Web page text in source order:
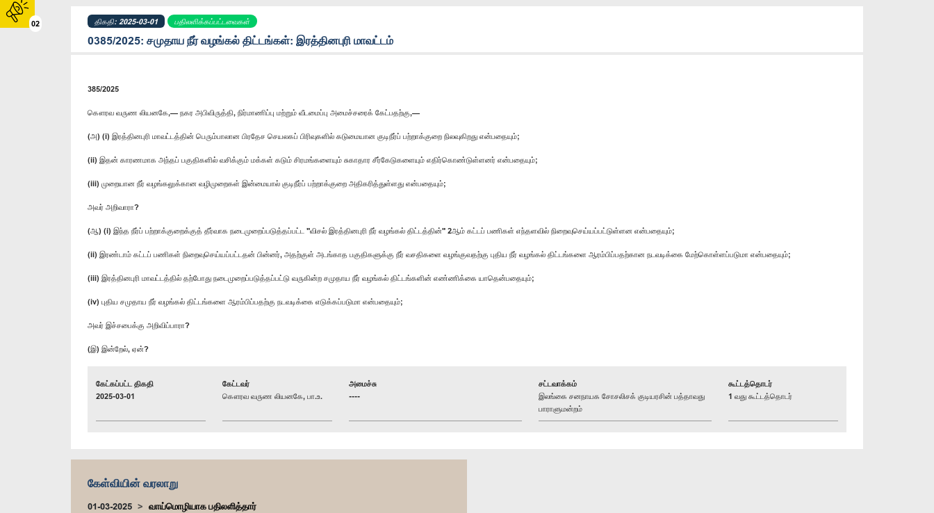
02 திகதி: 2025-03-01 பதிலளிக்கப்பட்டவைகள்
0385/2025: சமுதாய நீர் வழங்கல் திட்டங்கள்: இரத்தினபுரி மாவட்டம்
385/2025
கௌரவ வருண லியனகே,— நகர அபிவிருத்தி, நிர்மாணிப்பு மற்றும் வீடமைப்பு அமைச்சரைக் கேட்பதற்கு,—
(அ) (i) இரத்தினபுரி மாவட்டத்தின் பெரும்பாலான பிரதேச செயலகப் பிரிவுகளில் கடுமையான குடிநீர்ப் பற்றாக்குறை நிலவுகிறது என்பதையும்;
(ii) இதன் காரணமாக அந்தப் பகுதிகளில் வசிக்கும் மக்கள் கடும் சிரமங்களையும் சுகாதார சீர்கேடுகளையும் எதிர்கொண்டுள்ளனர் என்பதையும்;
(iii) முறையான நீர் வழங்கலுக்கான வழிமுறைகள் இன்மையால் குடிநீர்ப் பற்றாக்குறை அதிகரித்துள்ளது என்பதையும்;
அவர் அறிவாரா?
(ஆ) (i) இந்த நீர்ப் பற்றாக்குறைக்குத் தீர்வாக நடைமுறைப்படுத்தப்பட்ட "விசல் இரத்தினபுரி நீர் வழங்கல் திட்டத்தின்" 2ஆம் கட்டப் பணிகள் எந்தளவில் நிறைவுசெய்யப்பட்டுள்ளன என்பதையும்;
(ii) இரண்டாம் கட்டப் பணிகள் நிறைவுசெய்யப்பட்டதன் பின்னர், அதற்குள் அடங்காத பகுதிகளுக்கு நீர் வசதிகளை வழங்குவதற்கு புதிய நீர் வழங்கல் திட்டங்களை ஆரம்பிப்பதற்கான நடவடிக்கை மேற்கொள்ளப்படுமா என்பதையும்;
(iii) இரத்தினபுரி மாவட்டத்தில் தற்போது நடைமுறைப்படுத்தப்பட்டு வருகின்ற சமுதாய நீர் வழங்கல் திட்டங்களின் எண்ணிக்கை யாதென்பதையும்;
(iv) புதிய சமுதாய நீர் வழங்கல் திட்டங்களை ஆரம்பிப்பதற்கு நடவடிக்கை எடுக்கப்படுமா என்பதையும்;
அவர் இச்சபைக்கு அறிவிப்பாரா?
(இ) இன்றேல், ஏன்?
கேட்கப்பட்ட திகதி
2025-03-01
கேட்டவர்
கௌரவ வருண லியனகே, பா.உ.
அமைச்சு
----
சட்டவாக்கம்
இலங்கை சனநாயக சோசலிசக் குடியரசின் பத்தாவது
பாராளுமன்றம்
கூட்டத்தொடர்
1 வது கூட்டத்தொடர்
கேள்வியின் வரலாறு
01-03-2025 வாய்மொழியாக பதிலளித்தார்